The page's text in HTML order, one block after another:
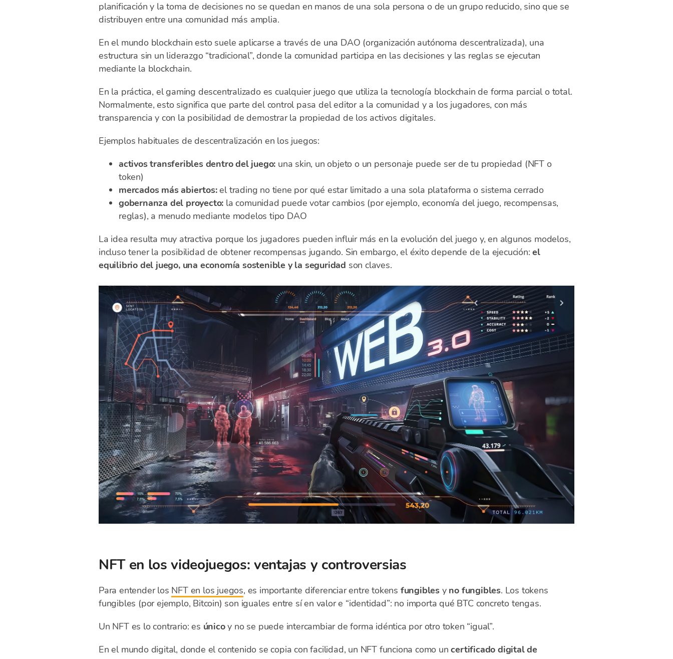
planificación y la toma de decisiones no se quedan en manos de una sola persona o de un grupo reducido, sino que se
distribuyen entre una comunidad más amplia.
En el mundo blockchain esto suele aplicarse a través de una DAO (organización autónoma descentralizada), una
estructura sin un liderazgo “tradicional”, donde la comunidad participa en las decisiones y las reglas se ejecutan
mediante la blockchain.
En la práctica, el gaming descentralizado es cualquier juego que utiliza la tecnología blockchain de forma parcial o total.
Normalmente, esto significa que parte del control pasa del editor a la comunidad y a los jugadores, con más
transparencia y con la posibilidad de demostrar la propiedad de los activos digitales.
Ejemplos habituales de descentralización en los juegos:
activos transferibles dentro del juego: una skin, un objeto o un personaje puede ser de tu propiedad (NFT o
token)
mercados más abiertos:el trading no tiene por qué estar limitado a una sola plataforma o sistema cerrado
gobernanza del proyecto: la comunidad puede votar cambios (por ejemplo, economía del juego, recompensas,
reglas), a menudo mediante modelos tipo DAO
La idea resulta muy atractiva porque los jugadores pueden influir más en la evolución del juego y, en algunos modelos,
incluso tener la posibilidad de obtener recompensas jugando. Sin embargo, el éxito depende de la ejecución:el
equilibrio del juego, una economía sostenible y la seguridad son claves.
NFT en los videojuegos: ventajas y controversias
Para entender los NFT en los juegos, es importante diferenciar entre tokens fungibles y no fungibles. Los tokens
fungibles (por ejemplo, Bitcoin) son iguales entre sí en valor e “identidad”: no importa qué BTC concreto tengas.
Un NFT es lo contrario: es únicoy no se puede intercambiar de forma idéntica por otro token “igual”.
En el mundo digital, donde el contenido se copia con facilidad, un NFT funciona como uncertificado digital de